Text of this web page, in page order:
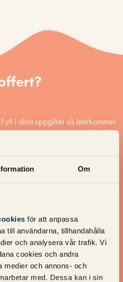
Om
för att anpassa
till användarna, tillhandahålla
och analysera vår trafik. Vi
cookies och andra
medier och annons- och
med. Dessa kan i sin
i dina uppgifter så återkommer